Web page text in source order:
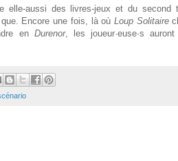
elle-aussi des livres-jeux et du second
Encore une fois, là où Loup Solitaire
en Durenor, les joueur·euse·s auront